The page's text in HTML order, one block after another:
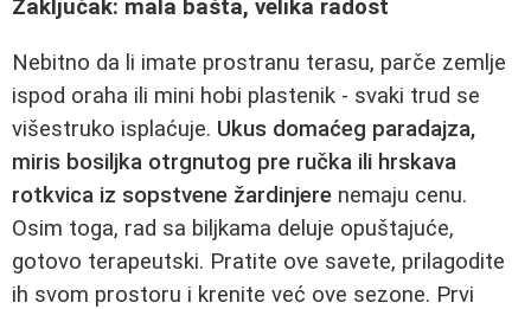
Zaključak: mala bašta, velika radost
Nebitno da li imate prostranu terasu, parče zemlje
ispod oraha ili mini hobi plastenik - svaki trud se
višestruko isplaćuje. Ukus domaćeg paradajza,
miris bosiljka otrgnutog pre ručka ili hrskava
rotkvica iz sopstvene žardinjere nemaju cenu.
Osim toga, rad sa biljkama deluje opuštajuće,
gotovo terapeutski. Pratite ove savete, prilagodite
ih svom prostoru i krenite već ove sezone. Prvi